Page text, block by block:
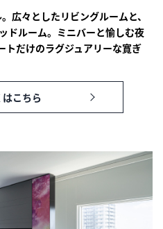
広々としたリビングルームと、
ドルーム。ミニバーと愉しむ夜
トだけのラグジュアリーな寛ぎ
こちら